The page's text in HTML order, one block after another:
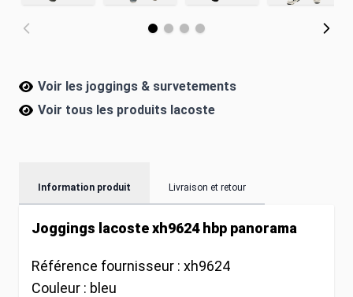
Voir les joggings & survetements
Voir tous les produits lacoste
Information produit Livraison et retour
Joggings lacoste xh9624 hbp panorama
Référence fournisseur : xh9624
Couleur : bleu